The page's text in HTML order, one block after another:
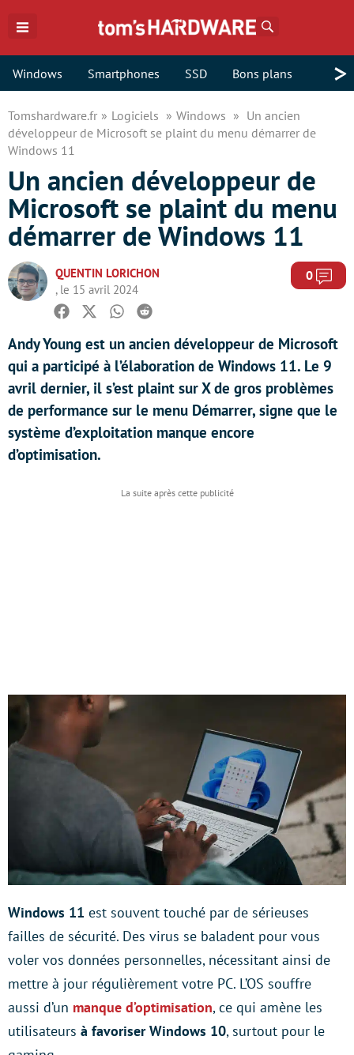
Windows Smartphones SSD Bons plans >
Tomshardware.fr Logiciels Windows
Un ancien
développeur de Microsoft se plaint du menu démarrer de
Windows 11
Un ancien développeur de
Microsoft se plaint du menu
démarrer de Windows 11
QUENTIN LORICHON
, le 15 avril 2024
0
Facebook
TwitterWhatsapp
Reddit
Andy Young est un ancien développeur de Microsoft
qui a participé à l’élaboration de Windows 11. Le 9
avril dernier, il s’est plaint sur X de gros problèmes
de performance sur le menu Démarrer, signe que le
système d’exploitation manque encore
d’optimisation.
Windows 11 est souvent touché par de sérieuses
failles de sécurité. Des virus se baladent pour vous
voler vos données personnelles, nécessitant ainsi de
mettre à jour régulièrement votre PC. L’OS souffre
aussi d’un manque d’optimisation, ce qui amène les
utilisateurs à favoriser Windows 10, surtout pour le